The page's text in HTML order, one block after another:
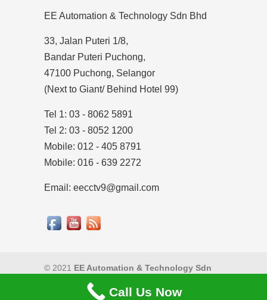
EE Automation & Technology Sdn Bhd
33, Jalan Puteri 1/8,
Bandar Puteri Puchong,
47100 Puchong, Selangor
(Next to Giant/ Behind Hotel 99)
Tel 1: 03 - 8062 5891
Tel 2: 03 - 8052 1200
Mobile: 012 - 405 8791
Mobile: 016 - 639 2272
Email: eecctv9@gmail.com
© 2021 EE Automation & Technology Sdn
Privacy Policy
Call Us Now